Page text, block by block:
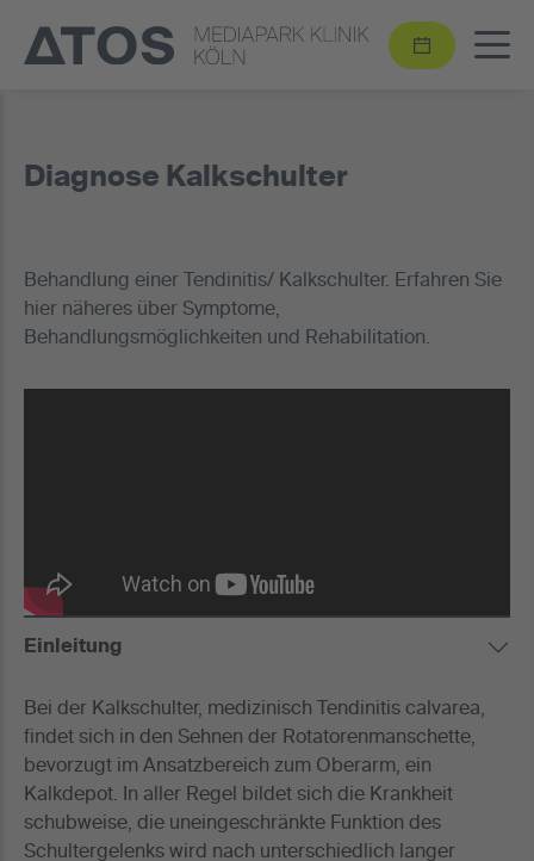
Diagnose Kalkschulter
Behandlung einer Tendinitis/ Kalkschulter. Erfahren Sie
hier näheres über Symptome,
Behandlungsmöglichkeiten und Rehabilitation.
Einleitung
Bei der Kalkschulter, medizinisch Tendinitis calvarea,
findet sich in den Sehnen der Rotatorenmanschette,
bevorzugt im Ansatzbereich zum Oberarm, ein
Kalkdepot. In aller Regel bildet sich die Krankheit
schubweise, die uneingeschränkte Funktion des
Schultergelenks wird nach unterschiedlich langer